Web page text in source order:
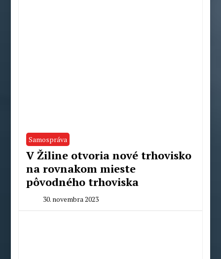
Samospráva
V Žiline otvoria nové trhovisko
na rovnakom mieste
pôvodného trhoviska
30. novembra 2023